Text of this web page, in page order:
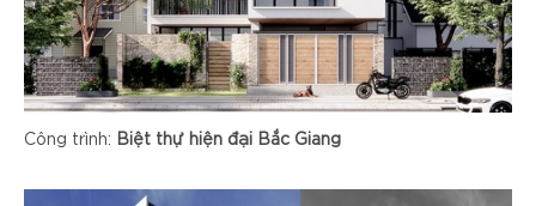
Công trình: Biệt thự hiện đại Bắc Giang